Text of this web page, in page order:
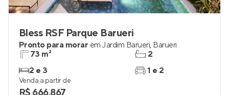
Bless RSF Parque Barueri
Pronto para morar em Jardim Barueri, Barueri
73 m²
2 e 3
2
1 e 2
Venda a partir de